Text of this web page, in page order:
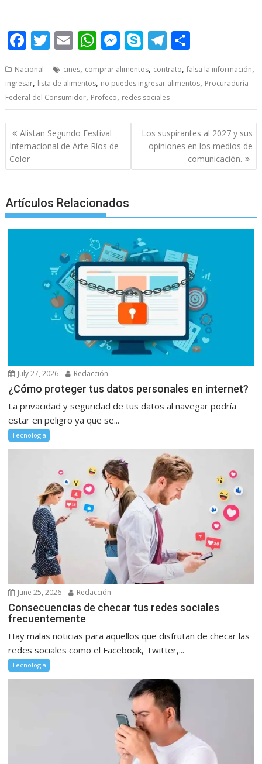
F
e
b
o
o
k
T
itt
er
E
ai
l
W
at
s
A
p
p
M
ss
e
n
S
y
p
e
T
e
gr
a
m
ar
Nacional cines, comprar alimentos, contrato,falsa la información,
ingresar, lista de alimentos, no puedes ingresar alimentos, Procuraduría
Federal del Consumidor, Profeco, redes sociales
Post
navigation
Alistan Segundo Festival
Internacional de Arte Ríos de
Color
Los suspirantes al 2027 y sus
opiniones en los medios de
comunicación.
Artículos Relacionados
July 27, 2026 Redacción
¿Cómo proteger tus datos personales en internet?
La privacidad y seguridad de tus datos al navegar podría
estar en peligro ya que se...
Tecnología
June 25, 2026 Redacción
Consecuencias de checar tus redes sociales
frecuentemente
Hay malas noticias para aquellos que disfrutan de checar las
redes sociales como el Facebook, Twitter,...
Tecnología